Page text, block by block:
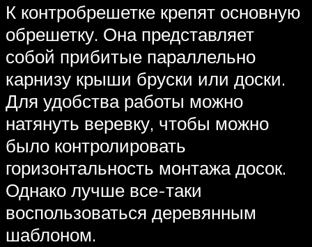
К контробрешетке крепят основную
обрешетку. Она представляет
собой прибитые параллельно
карнизу крыши бруски или доски.
Для удобства работы можно
натянуть веревку, чтобы можно
было контролировать
горизонтальность монтажа досок.
Однако лучше все-таки
воспользоваться деревянным
шаблоном.